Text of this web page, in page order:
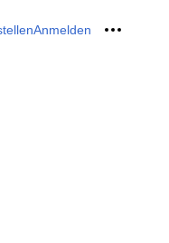
Anmelden Meine